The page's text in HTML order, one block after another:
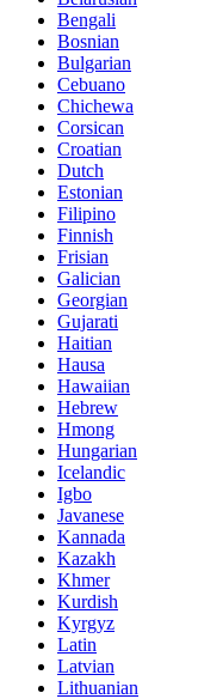
Bengali
Bosnian
Bulgarian
Cebuano
Chichewa
Corsican
Croatian
Dutch
Estonian
Filipino
Finnish
Frisian
Galician
Georgian
Gujarati
Haitian
Hausa
Hawaiian
Hebrew
Hmong
Hungarian
Icelandic
Igbo
Javanese
Kannada
Kazakh
Khmer
Kurdish
Kyrgyz
Latin
Latvian
Lithuanian